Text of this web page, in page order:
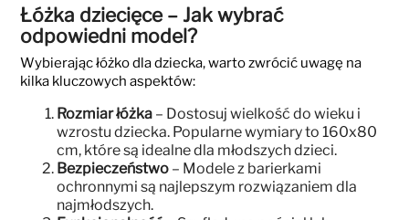
Łóżka dziecięce – Jak wybrać
odpowiedni model?
Wybierając łóżko dla dziecka, warto zwrócić uwagę na
kilka kluczowych aspektów:
Rozmiar łóżka – Dostosuj wielkość do wieku i
wzrostu dziecka. Popularne wymiary to 160x80
cm, które są idealne dla młodszych dzieci.
Bezpieczeństwo – Modele z barierkami
ochronnymi są najlepszym rozwiązaniem dla
najmłodszych.